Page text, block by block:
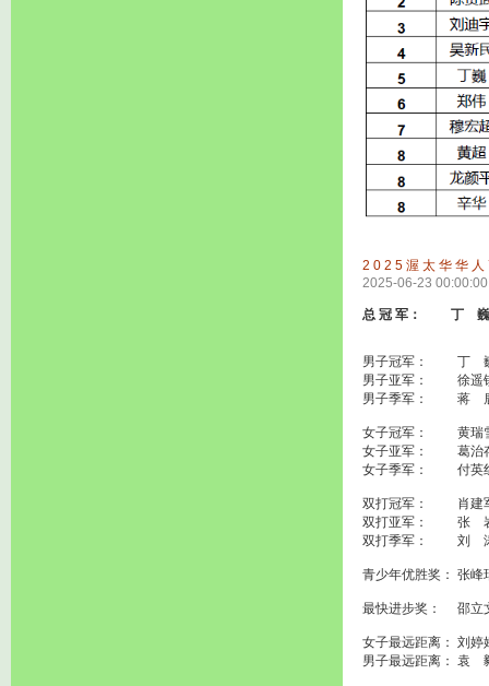
2025渥太华华人
2025-06-23 00:00:00
总 冠 军： 丁 巍
男子冠军： 丁
男子亚军： 徐遥
男子季军： 蒋
女子冠军： 黄瑞
女子亚军： 葛治
女子季军： 付英
双打冠军： 肖建
双打亚军： 张 岩
双打季军： 刘 涛
青少年优胜奖： 张峰
最快进步奖： 邵立
女子最远距离： 刘婷
男子最远距离： 袁